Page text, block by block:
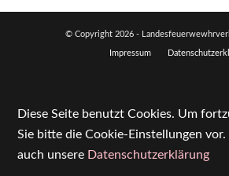
© Copyright 2026 -
Impressum
Diese Seite benutzt Cookies. Um
Sie bitte die Cookie-Einstellungen
auch unsere Datenschutzerklärung